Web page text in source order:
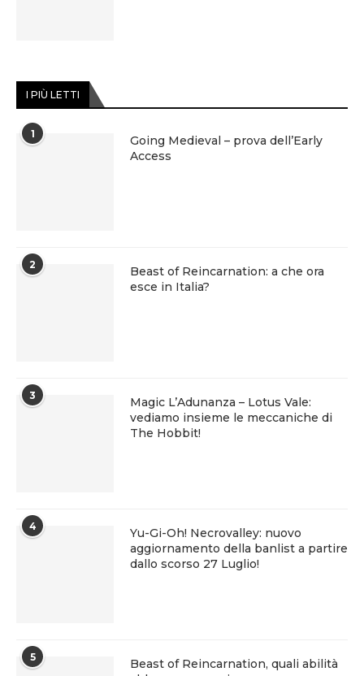
I PIÙ LETTI
1
Going Medieval – prova dell’Early
Access
2
Beast of Reincarnation: a che ora
esce in Italia?
3
Magic L’Adunanza – Lotus Vale:
vediamo insieme le meccaniche di
The Hobbit!
4
Yu-Gi-Oh! Necrovalley: nuovo
aggiornamento della banlist a partire
dallo scorso 27 Luglio!
5
Beast of Reincarnation, quali abilità